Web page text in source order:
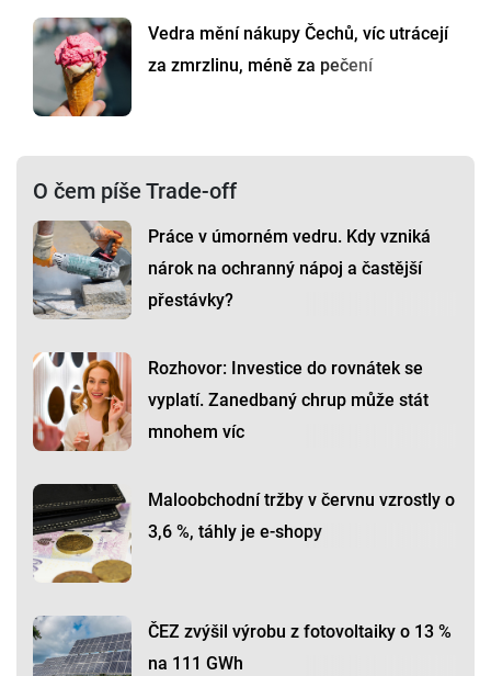
Vedra mění nákupy Čechů, víc utrácejí
za zmrzlinu, méně za pečení
O čem píše Trade-off
Práce v úmorném vedru. Kdy vzniká
nárok na ochranný nápoj a častější
přestávky?
Rozhovor: Investice do rovnátek se
vyplatí. Zanedbaný chrup může stát
mnohem víc
Maloobchodní tržby v červnu vzrostly o
3,6 %, táhly je e-shopy
ČEZ zvýšil výrobu z fotovoltaiky o 13 %
na 111 GWh